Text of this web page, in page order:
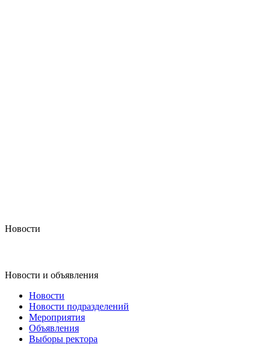
Новости
Новости и объявления
Новости
Новости подразделений
Мероприятия
Объявления
Выборы ректора